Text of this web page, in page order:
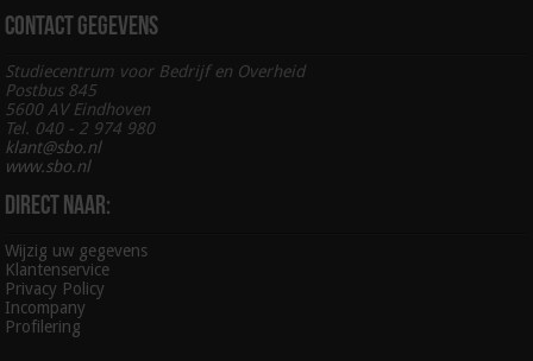
Contact gegevens
Studiecentrum voor Bedrijf en Overheid
Postbus 845
5600 AV Eindhoven
Tel. 040 - 2 974 980
klant@sbo.nl
www.sbo.nl
Direct naar:
Wijzig uw gegevens
Klantenservice
Privacy Policy
Incompany
Profilering